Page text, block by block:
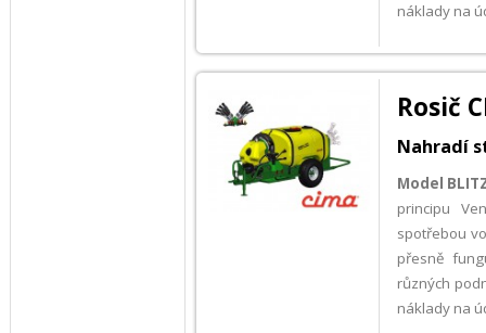
náklady na
Rosič
Nahradí
Model
principu
spotřebou
přesně
různých
náklady na